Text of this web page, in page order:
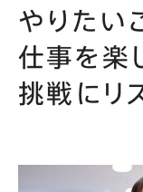
やりたい
仕事を楽
挑戦にリ